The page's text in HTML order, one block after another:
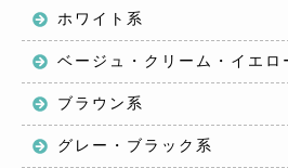
ホワイト系
ベージュ・クリーム・イエロ
ブラウン系
グレー・ブラック系